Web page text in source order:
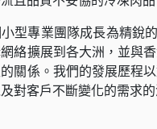
型專業團隊成長為精銳
絡擴展到各大洲，並與
關係。我們的發展歷程
對客戶不斷變化的需求